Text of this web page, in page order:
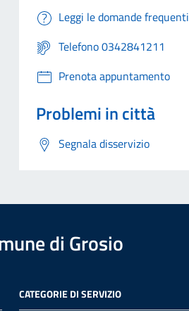
Leggi le domande frequenti
Telefono 0342841211
Prenota appuntamento
Problemi in città
Segnala disservizio
di Grosio
CATEGORIE DI SERVIZIO